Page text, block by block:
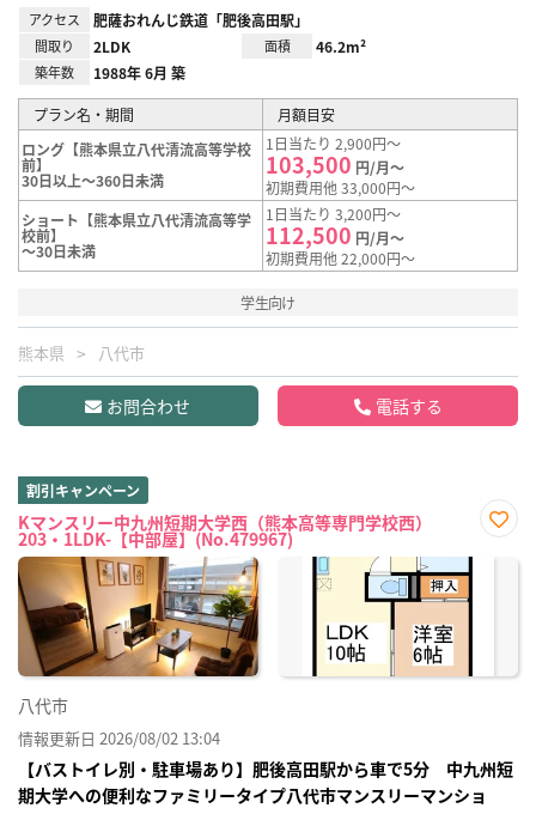
アクセス 肥薩おれんじ鉄道「肥後高田駅」
間取り 2LDK 面積 46.2m²
築年数 1988年 6月 築
プラン名・期間
月額目安
ロング【熊本県立八代清流高等学校
前】
30日以上～360日未満
1日当たり 2,900円～
103,500 円/月～
初期費用他 33,000円～
ショート【熊本県立八代清流高等学
校前】
～30日未満
1日当たり 3,200円～
112,500 円/月～
初期費用他 22,000円～
学生向け
熊本県 八代市
お問合わせ 電話する
割引キャンペーン
Kマンスリー中九州短期大学西（熊本高等専門学校西）
203・1LDK-【中部屋】(No.479967)
に入
八代市
情報更新日 2026/08/02 13:04
【バストイレ別・駐車場あり】肥後高田駅から車で5分 中九州短
期大学への便利なファミリータイプ八代市マンスリーマンショ